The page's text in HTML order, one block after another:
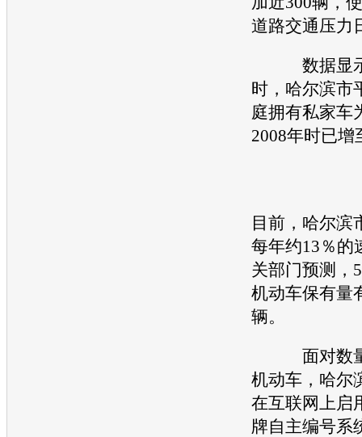
道路交通压力
数据显示
时，哈尔滨市
庭拥有私家车
2008年时已增
目前，哈尔滨
每年约13％的
关部门预测，
机动车保有量
辆。
面对数量
机动车，哈尔
在互联网上启
牌自主编号系